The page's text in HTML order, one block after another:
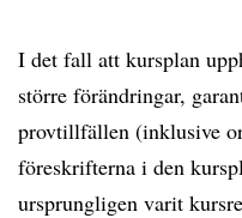
I det fall att kursplan
större förändringar,
provtillfällen (inklusive
föreskrifterna i den
ursprungligen varit